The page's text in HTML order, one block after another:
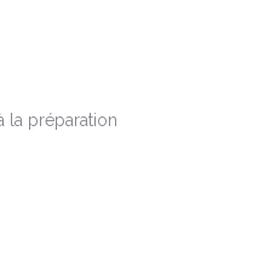
la préparation